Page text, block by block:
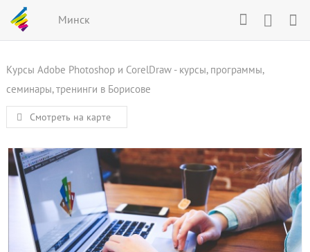
Минск
Курсы Adobe Photoshop и CorelDraw - курсы, программы,
семинары, тренинги в Борисове
Смотреть на карте